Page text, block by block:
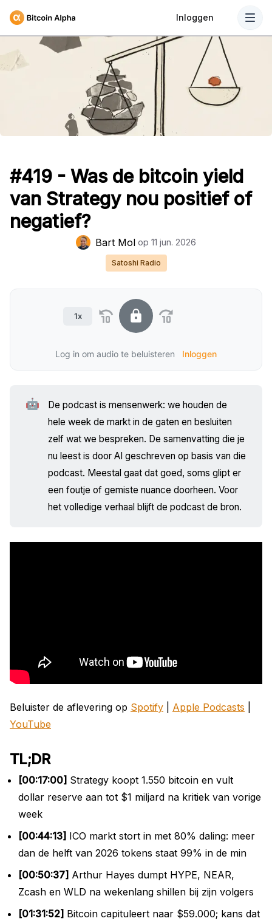
Inloggen
#419 - Was de bitcoin yield
van Strategy nou positief of
negatief?
Bart Mol op 11 jun. 2026
Satoshi Radio
1x
Log in om audio te beluisteren Inloggen
🤖
De podcast is mensenwerk: we houden de
hele week de markt in de gaten en besluiten
zelf wat we bespreken. De samenvatting die je
nu leest is door AI geschreven op basis van die
podcast. Meestal gaat dat goed, soms glipt er
een foutje of gemiste nuance doorheen. Voor
het volledige verhaal blijft de podcast de bron.
Beluister de aflevering op Spotify Apple Podcasts
YouTube
TL;DR
[00:17:00] Strategy koopt 1.550 bitcoin en vult
dollar reserve aan tot $1 miljard na kritiek van vorige
week
[00:44:13] ICO markt stort in met 80% daling: meer
dan de helft van 2026 tokens staat 99% in de min
[00:50:37] Arthur Hayes dumpt HYPE, NEAR,
Zcash en WLD na wekenlang shillen bij zijn volgers
[01:31:52] Bitcoin capituleert naar $59.000; kans dat